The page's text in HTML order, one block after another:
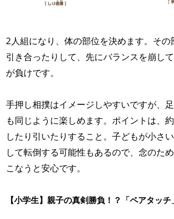
2人組になり、体の部位を決めます。その
引き合ったりして、先にバランスを崩し
が負けです。
手押し相撲はイメージしやすいですが、
も同じように楽しめます。ポイントは、
したり引いたりすること。子どもが小さ
して転倒する可能性もあるので、念のた
こなうと安心です。
【小学生】親子の真剣勝負！？「ペアタッチ